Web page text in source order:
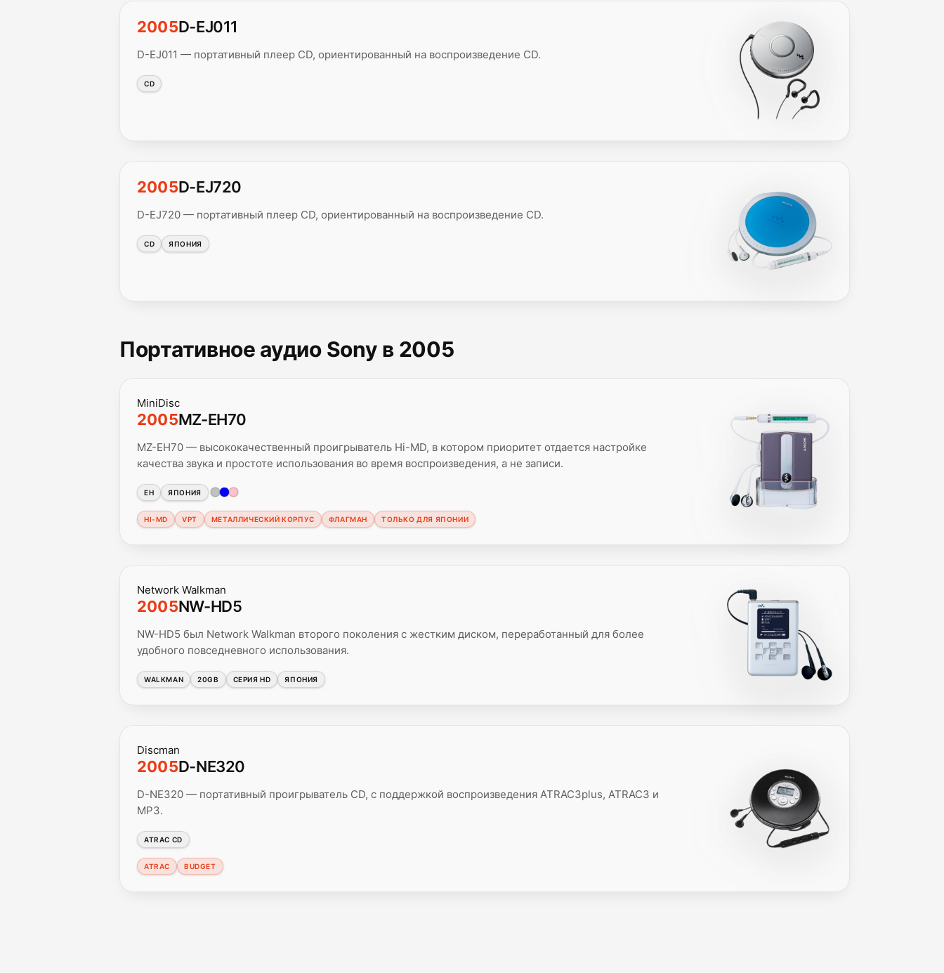
2005D-EJ011
D-EJ011 — портативный плеер CD, ориентированный на воспроизведение CD.
CD
2005D-EJ720
D-EJ720 — портативный плеер CD, ориентированный на воспроизведение CD.
CD ЯПОНИЯ
Портативное аудио Sony в 2005
MiniDisc
2005MZ-EH70
MZ-EH70 — высококачественный проигрыватель Hi-MD, в котором приоритет отдается настройке
качества звука и простоте использования во время воспроизведения, а не записи.
EH ЯПОНИЯ
HI-MD VPT МЕТАЛЛИЧЕСКИЙ КОРПУС ФЛАГМАН ТОЛЬКО ДЛЯ ЯПОНИИ
Network Walkman
2005NW-HD5
NW-HD5 был Network Walkman второго поколения с жестким диском, переработанный для более
удобного повседневного использования.
WALKMAN 20GB СЕРИЯ HD ЯПОНИЯ
Discman
2005D-NE320
D-NE320 — портативный проигрыватель CD, с поддержкой воспроизведения ATRAC3plus, ATRAC3 и
MP3.
ATRAC CD
ATRAC BUDGET